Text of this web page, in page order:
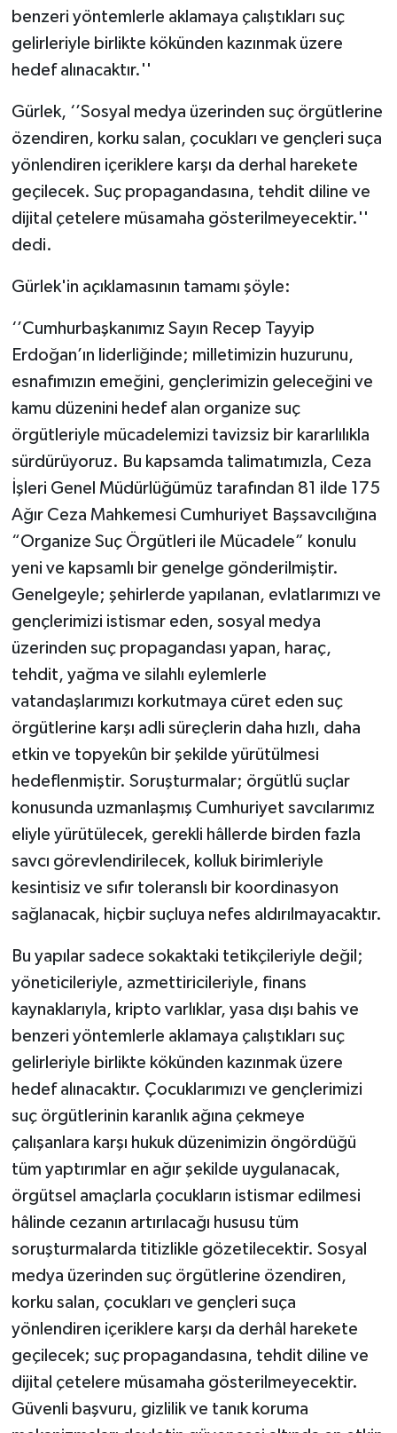
benzeri yöntemlerle aklamaya çalıştıkları suç
gelirleriyle birlikte kökünden kazınmak üzere
hedef alınacaktır.''
Gürlek, ‘’Sosyal medya üzerinden suç örgütlerine
özendiren, korku salan, çocukları ve gençleri suça
yönlendiren içeriklere karşı da derhal harekete
geçilecek. Suç propagandasına, tehdit diline ve
dijital çetelere müsamaha gösterilmeyecektir.''
dedi.
Gürlek'in açıklamasının tamamı şöyle:
‘’Cumhurbaşkanımız Sayın Recep Tayyip
Erdoğan’ın liderliğinde; milletimizin huzurunu,
esnafımızın emeğini, gençlerimizin geleceğini ve
kamu düzenini hedef alan organize suç
örgütleriyle mücadelemizi tavizsiz bir kararlılıkla
sürdürüyoruz. Bu kapsamda talimatımızla, Ceza
İşleri Genel Müdürlüğümüz tarafından 81 ilde 175
Ağır Ceza Mahkemesi Cumhuriyet Başsavcılığına
“Organize Suç Örgütleri ile Mücadele” konulu
yeni ve kapsamlı bir genelge gönderilmiştir.
Genelgeyle; şehirlerde yapılanan, evlatlarımızı ve
gençlerimizi istismar eden, sosyal medya
üzerinden suç propagandası yapan, haraç,
tehdit, yağma ve silahlı eylemlerle
vatandaşlarımızı korkutmaya cüret eden suç
örgütlerine karşı adli süreçlerin daha hızlı, daha
etkin ve topyekûn bir şekilde yürütülmesi
hedeflenmiştir. Soruşturmalar; örgütlü suçlar
konusunda uzmanlaşmış Cumhuriyet savcılarımız
eliyle yürütülecek, gerekli hâllerde birden fazla
savcı görevlendirilecek, kolluk birimleriyle
kesintisiz ve sıfır toleranslı bir koordinasyon
sağlanacak, hiçbir suçluya nefes aldırılmayacaktır.
Bu yapılar sadece sokaktaki tetikçileriyle değil;
yöneticileriyle, azmettiricileriyle, finans
kaynaklarıyla, kripto varlıklar, yasa dışı bahis ve
benzeri yöntemlerle aklamaya çalıştıkları suç
gelirleriyle birlikte kökünden kazınmak üzere
hedef alınacaktır. Çocuklarımızı ve gençlerimizi
suç örgütlerinin karanlık ağına çekmeye
çalışanlara karşı hukuk düzenimizin öngördüğü
tüm yaptırımlar en ağır şekilde uygulanacak,
örgütsel amaçlarla çocukların istismar edilmesi
hâlinde cezanın artırılacağı hususu tüm
soruşturmalarda titizlikle gözetilecektir. Sosyal
medya üzerinden suç örgütlerine özendiren,
korku salan, çocukları ve gençleri suça
yönlendiren içeriklere karşı da derhâl harekete
geçilecek; suç propagandasına, tehdit diline ve
dijital çetelere müsamaha gösterilmeyecektir.
Güvenli başvuru, gizlilik ve tanık koruma